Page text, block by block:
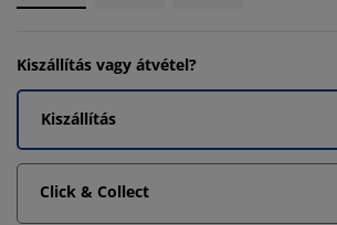
Kiszállítás vagy átvétel?
Kiszállítás
Click & Collect